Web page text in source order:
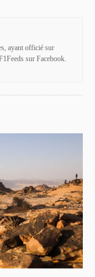
ayant officié sur
sur Facebook.